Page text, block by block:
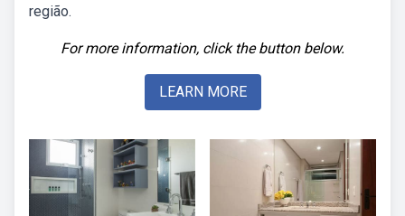
região.
For more information, click the button below.
LEARN MORE